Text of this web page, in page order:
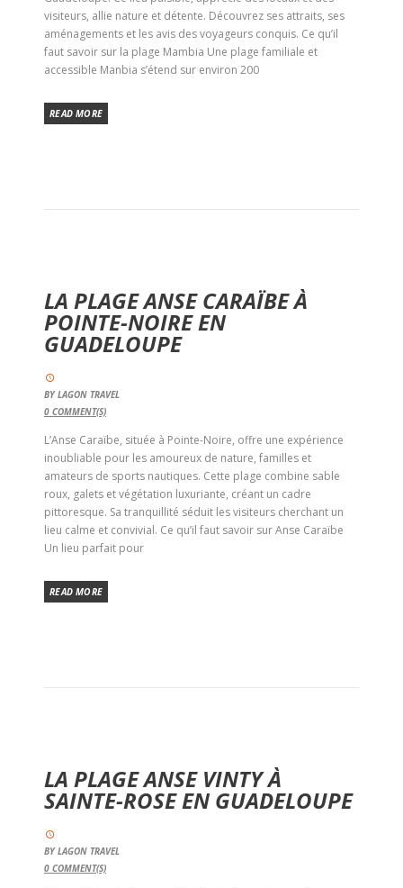
visiteurs, allie nature et détente. Découvrez ses attraits, ses
aménagements et les avis des voyageurs conquis. Ce qu’il
faut savoir sur la plage Mambia Une plage familiale et
accessible Manbia s’étend sur environ 200
READ MORE
LA PLAGE ANSE CARAÏBE À
POINTE-NOIRE EN
GUADELOUPE
BYLAGON TRAVEL
0 COMMENT(S)
L’Anse Caraïbe, située à Pointe-Noire, offre une expérience
inoubliable pour les amoureux de nature, familles et
amateurs de sports nautiques. Cette plage combine sable
roux, galets et végétation luxuriante, créant un cadre
pittoresque. Sa tranquillité séduit les visiteurs cherchant un
lieu calme et convivial. Ce qu’il faut savoir sur Anse Caraïbe
Un lieu parfait pour
READ MORE
LA PLAGE ANSE VINTY À
SAINTE-ROSE EN GUADELOUPE
BYLAGON TRAVEL
0 COMMENT(S)